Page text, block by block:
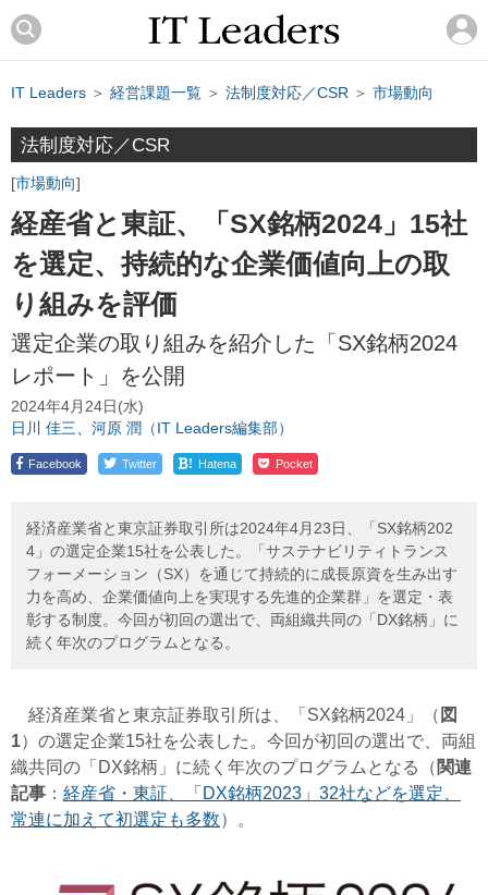
IT Leaders ＞ 経営課題一覧 ＞ 法制度対応／CSR ＞ 市場動向
法制度対応／CSR
市場動向
経産省と東証、「SX銘柄2024」15社
を選定、持続的な企業価値向上の取
り組みを評価
選定企業の取り組みを紹介した「SX銘柄2024
レポート」を公開
2024年4月24日(水)
日川 佳三、河原 潤（IT Leaders編集部）
Facebook Twitter ! Hatena Pocket
経済産業省と東京証券取引所は2024年4月23日、「SX銘柄202
4」の選定企業15社を公表した。「サステナビリティトランス
フォーメーション（SX）を通じて持続的に成長原資を生み出す
力を高め、企業価値向上を実現する先進的企業群」を選定・表
彰する制度。今回が初回の選出で、両組織共同の「DX銘柄」に
続く年次のプログラムとなる。
経済産業省と東京証券取引所は、「SX銘柄2024」（ 図
1）の選定企業15社を公表した。今回が初回の選出で、両組
織共同の「DX銘柄」に続く年次のプログラムとなる（ 関連
記事 ： 経産省・東証、「DX銘柄2023」32社などを選定、
常連に加えて初選定も多数）。